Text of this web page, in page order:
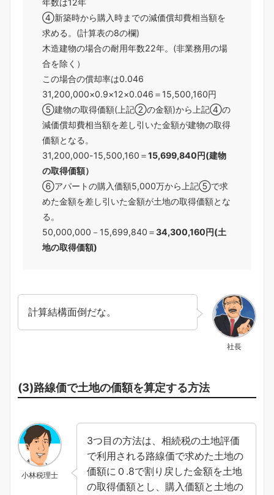
年数は12年
④新築時から購入時までの減価償却費相当額を
求める。(計算表の8の欄)
木造建物の場合の耐用年数22年。(非業務用の場
合を除く）
この場合の償却率は0.046
31,200,000×0.9×12×0.046＝15,500,160円
⑤建物の取得価額(上記②の金額)から上記④の
減価償却費相当額を差し引いた金額が建物の取得
価額となる。
31,200,000-15,500,160＝15,699,840円(建物
の取得価額）
⑥アパートの購入価額5,000万から上記⑤で求
めた金額を差し引いた金額が土地の取得価額とな
る。
50,000,000－15,699,840＝34,300,160円(土
地の取得価額)
社長
計算結構面倒だな。
(3)路線価で土地の価額を算定する方法
小林税理士
3つ目の方法は、相続税の土地評価
で利用される路線価で求めた土地の
価額に０.8で割り戻した金額を土地
の取得価額とし、購入価額と土地の